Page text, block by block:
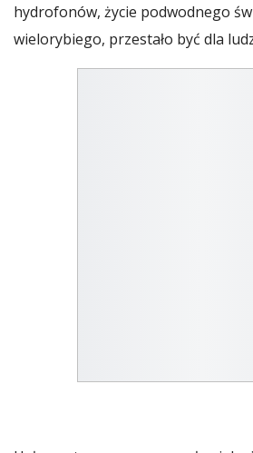
hydrofonów, życie podwodnego
wielorybiego, przestało być dla